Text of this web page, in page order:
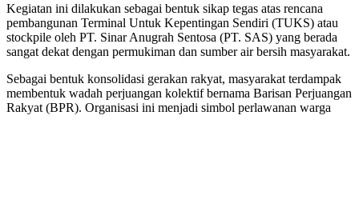
Kegiatan ini dilakukan sebagai bentuk sikap tegas atas rencana
pembangunan Terminal Untuk Kepentingan Sendiri (TUKS) atau
stockpile oleh PT. Sinar Anugrah Sentosa (PT. SAS) yang berada
sangat dekat dengan permukiman dan sumber air bersih masyarakat.
Sebagai bentuk konsolidasi gerakan rakyat, masyarakat terdampak
membentuk wadah perjuangan kolektif bernama Barisan Perjuangan
Rakyat (BPR). Organisasi ini menjadi simbol perlawanan warga